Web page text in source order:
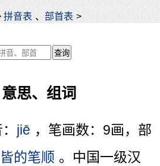
拼音表 、部首表 >
思、组词
jiē ，笔画数：9画，部
皆的笔顺 。中国一级汉